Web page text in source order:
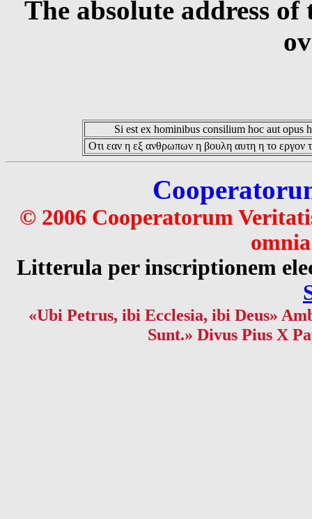
The absolute address
Si est ex hominibus consilium hoc aut opus
Οτι εαν η εξ ανθρωπων η βουλη αυτη η το εργον
© 2006 Cooperatorum
Litterula per inscriptionem
«Ubi Petrus, ibi Ecclesia, ibi Deus»
Sunt.» Divus Pius X